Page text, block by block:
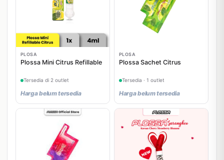
PLOSA
Plossa Mini Citrus Refillable
Tersedia di 2 outlet
Harga belum tersedia
PLOSA
Plossa Sachet Citrus
Tersedia · 1 outlet
Harga belum tersedia